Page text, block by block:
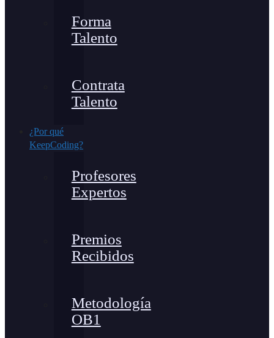
Forma
Talento
Contrata
Talento
¿Por qué
KeepCoding?
Profesores
Expertos
Premios
Recibidos
Metodología
OB1